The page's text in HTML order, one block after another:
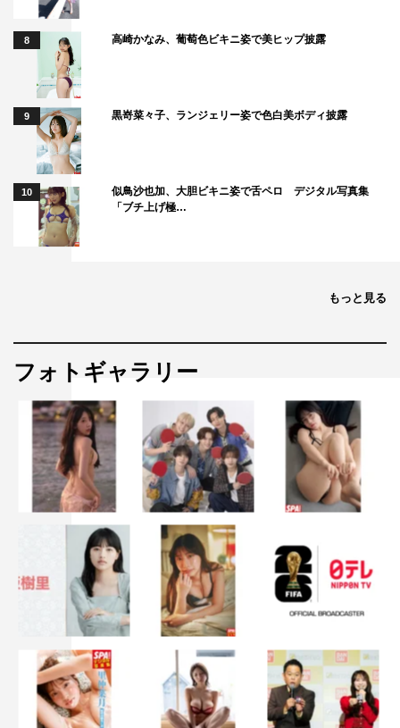
8 高崎かなみ、葡萄色ビキニ姿で美ヒップ披露
9 黒嵜菜々子、ランジェリー姿で色白美ボディ披露
10
似鳥沙也加、大胆ビキニ姿で舌ペロ デジタル写真集
「ブチ上げ極…
もっと見る
フォトギャラリー